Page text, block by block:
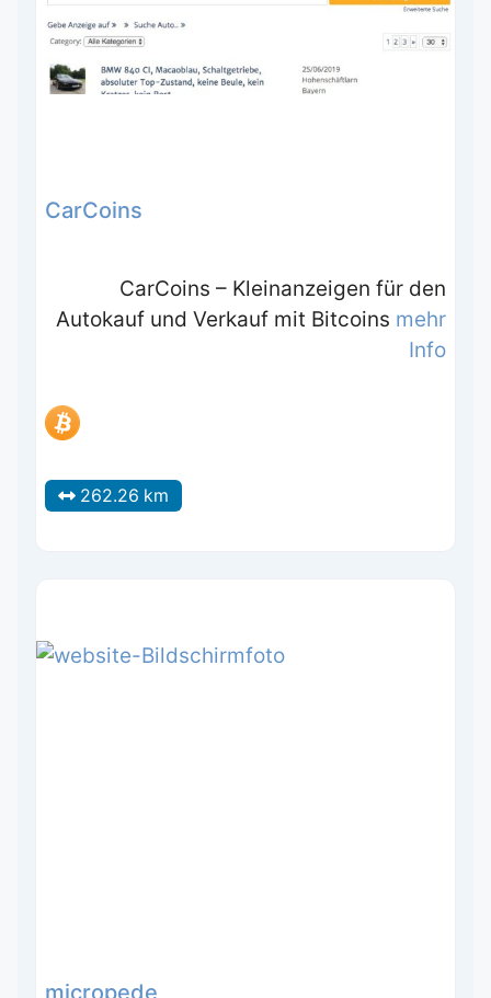
CarCoins
CarCoins – Kleinanzeigen für den
Autokauf und Verkauf mit Bitcoins mehr
Info
262.26 km
micropede